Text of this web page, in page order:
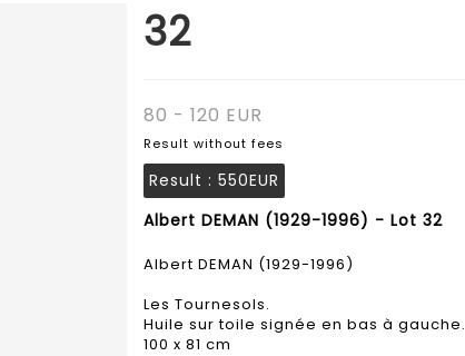
32
80 - 120 EUR
Result without fees
Result : 550EUR
Albert DEMAN (1929-1996) - Lot 32
Albert DEMAN (1929-1996)
Les Tournesols.
Huile sur toile signée en bas à gauche.
100 x 81 cm